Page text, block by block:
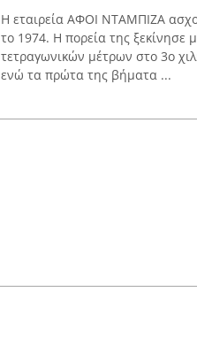
Η εταιρεία ΑΦΟΙ ΝΤΑΜΠΙΖΑ
το 1974. Η πορεία της ξεκίνησε
τετραγωνικών μέτρων στο 3ο
ενώ τα πρώτα της βήματα ...